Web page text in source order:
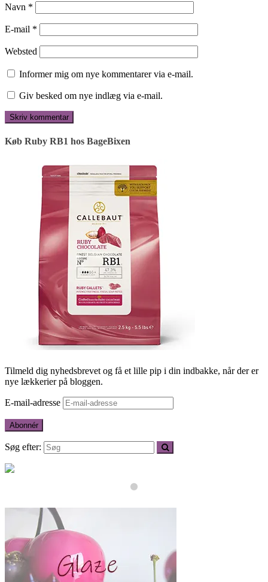
Navn *
E-mail *
Websted
Informer mig om nye kommentarer via e-mail.
Giv besked om nye indlæg via e-mail.
Køb Ruby RB1 hos BageBixen
Tilmeld dig nyhedsbrevet og få et lille pip i din indbakke, når der er
nye lækkerier på bloggen.
E-mail-adresse
Abonnér
Søg efter: